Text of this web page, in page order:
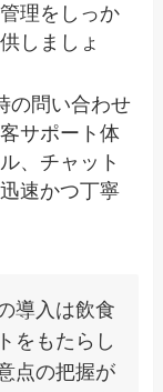
理をしっか
しましょ
の問い合わせ
サポート体
、チャット
速かつ丁寧
導入は飲食
をもたらし
点の把握が